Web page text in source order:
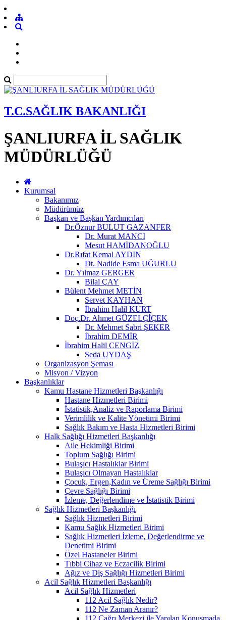
T.C.SAĞLIK BAKANLIĞI
ŞANLIURFA İL SAĞLIK
MÜDÜRLÜĞÜ
Kurumsal
Bakanımız
Müdürümüz
Başkan ve Başkan Yardımcıları
Dr.Öznur BULUT GAZANFER
Dr. Murat MANCI
Mesut HAMİDANOĞLU
Dr.Rıfat Kemal AYDIN
Dt. Nadide Esma UĞURLU
Dr. Yılmaz GERGER
Bilal ÇAY
Bülent Mehmet METİN
Servet KAYHAN
İbrahim Halil KURT
Doç.Dr. Ahmet GÜZELÇİÇEK
Dr. Mehmet Sabri ŞEKER
İbrahim DEMİR
İbrahim Halil CENGİZ
Seda UYDAŞ
Organizasyon Şeması
Misyon / Vizyon
Başkanlıklar
Kamu Hastane Hizmetleri Başkanlığı
Hastane Hizmetleri Birimi
İstatistik,Analiz ve Raporlama Birimi
Verimlilik ve Kalite Yönetimi Birimi
Sağlık Bakım ve Hasta Hizmetleri Birimi
Halk Sağlığı Hizmetleri Başkanlığı
Aile Hekimliği Birimi
Toplum Sağlığı Birimi
Bulaşıcı Hastalıklar Birimi
Bulaşıcı Olmayan Hastalıklar
Çocuk, Ergen,Kadın ve Üreme Sağlığı Birimi
Çevre Sağlığı Birimi
İzleme, Değerlendime ve İstatistik Birimi
Sağlık Hizmetleri Başkanlığı
Sağlık Hizmetleri Birimi
Kamu Sağlık Hizmetleri Birimi
Sağlık Hizmetleri İzleme, Değerlendirme ve
Denetimi Birimi
Özel Hastaneler Birimi
Tıbbi Cihaz ve Eczacilik Birimi
Ağız ve Diş Sağlığı Hizmetleri Birimi
Acil Sağlık Hizmetleri Başkanlığı
Acil Sağlık Hizmetleri
112 Acil Sağlık Nedir?
112 Ne Zaman Aranır?
112 Çağrı Merkezi ile Yapılan Konuşmada